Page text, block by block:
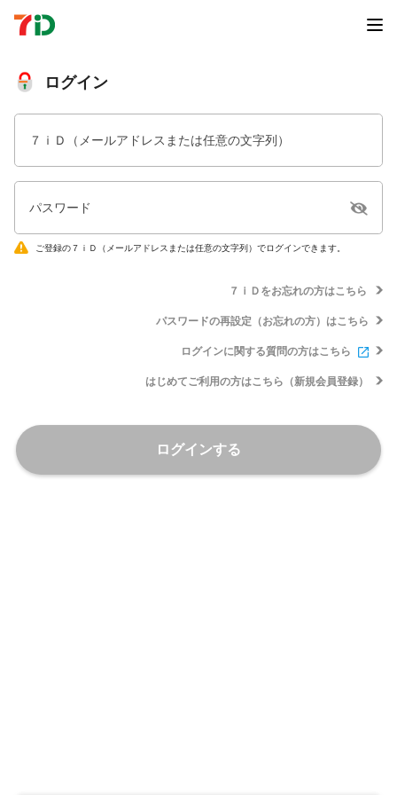
ログイン
７ｉＤ（メールアドレスまたは任意の文字列）
パスワード
ご登録の７ｉＤ（メールアドレスまたは任意の文字列）でログインできます。
７ｉＤをお忘れの方はこちら
パスワードの再設定（お忘れの方）はこちら
ログインに関する質問の方はこちら
はじめてご利用の方はこちら（新規会員登録）
ログインする